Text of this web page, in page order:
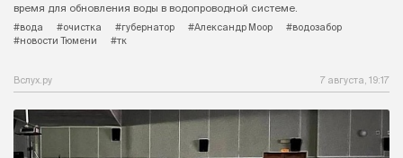
время для обновления воды в водопроводной системе.
#вода
#очистка #губернатор #Александр Моор
#водозабор
#новости Тюмени
#тк
Вслух.ру 7 августа, 19:17